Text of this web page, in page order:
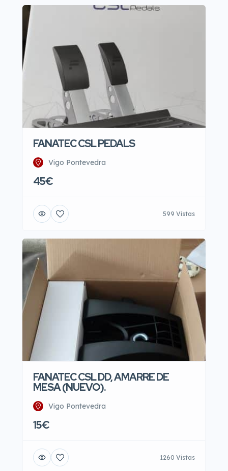
FANATEC CSL PEDALS
Vigo Pontevedra
45€
599 Vistas
FANATEC CSL DD, AMARRE DE
MESA (NUEVO).
Vigo Pontevedra
15€
1260 Vistas